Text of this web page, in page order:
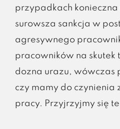
przypadkach konieczna
surowsza sankcja w
agresywnego
pracowników na skutek
dozna urazu, wówczas
czy mamy do czynienia
pracy. Przyjrzyjmy się